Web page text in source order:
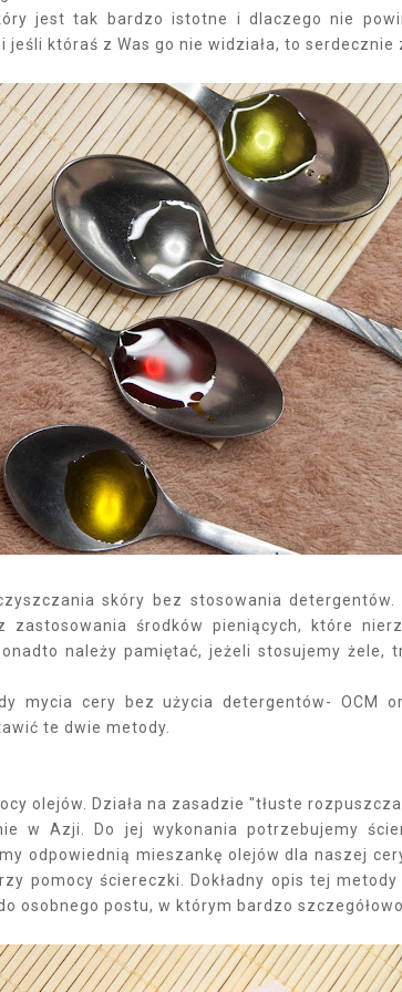
jest tak bardzo istotne i dlaczego nie
jeśli któraś z Was go nie widziała, to serdecznie
skóry bez stosowania
zastosowania środków pieniących, które
należy pamiętać, jeżeli stosujemy żele,
mycia cery bez użycia detergentów- OCM
te dwie metody.
olejów. Działa na zasadzie "tłuste
w Azji. Do jej wykonania potrzebujemy
odpowiednią mieszankę olejów dla naszej
pomocy ściereczki. Dokładny opis tej
osobnego postu, w którym bardzo